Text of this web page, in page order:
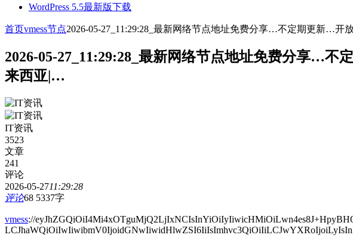
WordPress 5.5最新版下载
首页vmess节点2026-05-27_11:29:28_最新网络节点地址免费分享…不定期更新…
2026-05-27_11:29:28_最新网络节点地址免费分享…
来西亚|…
IT资讯
3523
文章
241
评论
2026-05-2711:29:28
评论68 5337字
vmess://